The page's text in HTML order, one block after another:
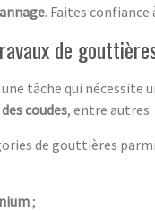
. Faites
de
tâche qui nécessite
coudes, entre
de gouttières
;